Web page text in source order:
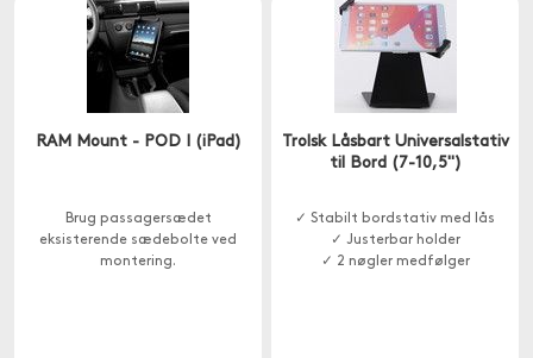
RAM Mount - POD I (iPad)
Brug passagersædet
eksisterende sædebolte ved
montering.
Trolsk Låsbart Universalstativ
til Bord (7-10,5")
✓ Stabilt bordstativ med lås
✓ Justerbar holder
✓ 2 nøgler medfølger